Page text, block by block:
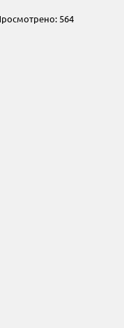
564